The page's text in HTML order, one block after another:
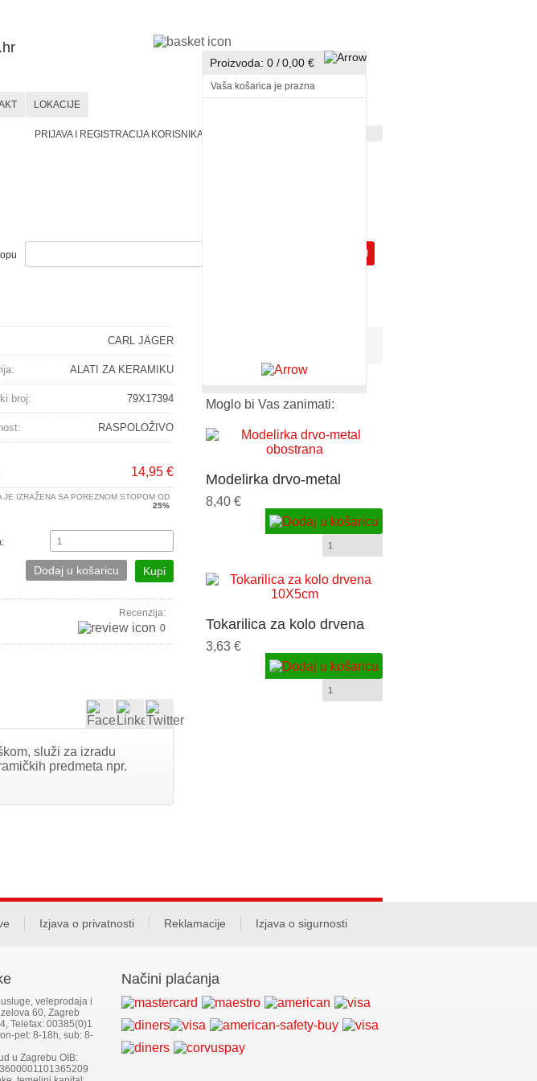
Proizvoda: 0 /0,00 €
Vaša košarica je prazna
LOKACIJE
PRIJAVA I REGISTRACIJA KORISNIKA
CARL JÄGER
ALATI ZA KERAMIKU
broj: 79X17394
RASPOLOŽIVO
14,95 €
JE IZRAŽENA SA POREZNOM STOPOM OD
25%
Kupi
Dodaj u košaricu
Recenzija:
0
služi za izradu
predmeta npr.
Moglo bi Vas zanimati:
Modelirka drvo-metal
obostrana
8,40 €
Tokarilica za kolo drvena
10X5cm
3,63 €
Izjava o privatnosti Reklamacije Izjava o sigurnosti
veleprodaja i
60, Zagreb
Telefax: 00385(0)1
pet: 8-18h, sub: 8-
u Zagrebu OIB:
Načini plaćanja